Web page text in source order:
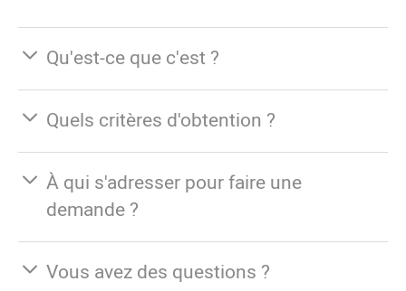
Qu'est-ce que c'est ?
Quels critères d'obtention ?
À qui s'adresser pour faire une
demande ?
Vous avez des questions ?